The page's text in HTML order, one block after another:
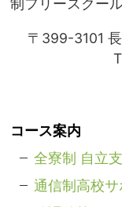
〒399-3101
コース案内
全寮制 自立
通信制高校